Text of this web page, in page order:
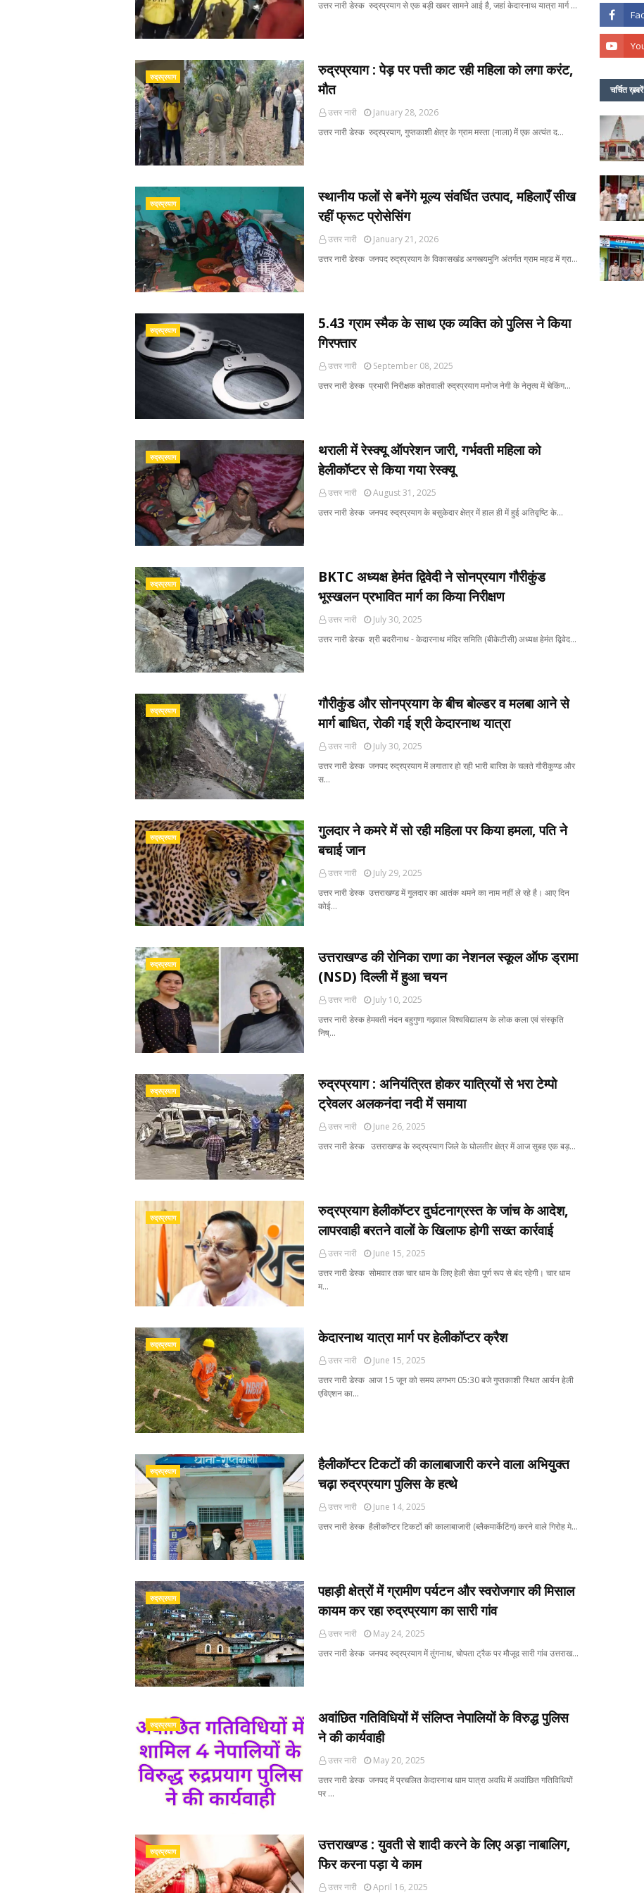
उत्तर नारी डेस्क रुद्रप्रयाग से एक बड़ी खबर सामने आई है, जहां केदारनाथ यात्रा मार्ग …
रुद्रप्रयाग
रुद्रप्रयाग : पेड़ पर पत्ती काट रही महिला को लगा करंट,
मौत
उत्तर नारी
January 28, 2026
उत्तर नारी डेस्क रुद्रप्रयाग, गुप्तकाशी क्षेत्र के ग्राम मस्ता (नाला) में एक अत्यंत द…
रुद्रप्रयाग
स्थानीय फलों से बनेंगे मूल्य संवर्धित उत्पाद, महिलाएँ सीख
रहीं फ्रूट प्रोसेसिंग
उत्तर नारी
January 21, 2026
उत्तर नारी डेस्क जनपद रुद्रप्रयाग के विकासखंड अगस्त्यमुनि अंतर्गत ग्राम महड में ग्रा…
रुद्रप्रयाग
5.43 ग्राम स्मैक के साथ एक व्यक्ति को पुलिस ने किया
गिरफ्तार
उत्तर नारी
September 08, 2025
उत्तर नारी डेस्क प्रभारी निरीक्षक कोतवाली रुद्रप्रयाग मनोज नेगी के नेतृत्व में चेकिंग…
रुद्रप्रयाग
थराली में रेस्क्यू ऑपरेशन जारी, गर्भवती महिला को
हेलीकॉप्टर से किया गया रेस्क्यू
उत्तर नारी
August 31, 2025
उत्तर नारी डेस्क जनपद रुद्रप्रयाग के बसुकेदार क्षेत्र में हाल ही में हुई अतिवृष्टि के…
रुद्रप्रयाग
BKTC अध्यक्ष हेमंत द्विवेदी ने सोनप्रयाग गौरीकुंड
भूस्खलन प्रभावित मार्ग का किया निरीक्षण
उत्तर नारी
July 30, 2025
उत्तर नारी डेस्क श्री बदरीनाथ - केदारनाथ मंदिर समिति (बीकेटीसी) अध्यक्ष हेमंत द्विवेद…
रुद्रप्रयाग
गौरीकुंड और सोनप्रयाग के बीच बोल्डर व मलबा आने से
मार्ग बाधित, रोकी गई श्री केदारनाथ यात्रा
उत्तर नारी
July 30, 2025
उत्तर नारी डेस्क जनपद रुद्रप्रयाग में लगातार हो रही भारी बारिश के चलते गौरीकुण्ड और
स…
रुद्रप्रयाग
गुलदार ने कमरे में सो रही महिला पर किया हमला, पति ने
बचाई जान
उत्तर नारी
July 29, 2025
उत्तर नारी डेस्क उत्तराखण्ड में गुलदार का आतंक थमने का नाम नहीं ले रहे है। आए दिन
कोई…
रुद्रप्रयाग
उत्तराखण्ड की रोनिका राणा का नेशनल स्कूल ऑफ ड्रामा
(NSD) दिल्ली में हुआ चयन
उत्तर नारी
July 10, 2025
उत्तर नारी डेस्क हेमवती नंदन बहुगुणा गढ़वाल विश्वविद्यालय के लोक कला एवं संस्कृति
निष्…
रुद्रप्रयाग
रुद्रप्रयाग : अनियंत्रित होकर यात्रियों से भरा टेम्पो
ट्रेवलर अलकनंदा नदी में समाया
उत्तर नारी
June 26, 2025
उत्तर नारी डेस्क उत्तराखण्ड के रुद्रप्रयाग जिले के घोलतीर क्षेत्र में आज सुबह एक बड़…
रुद्रप्रयाग
रुद्रप्रयाग हेलीकॉप्टर दुर्घटनाग्रस्त के जांच के आदेश,
लापरवाही बरतने वालों के खिलाफ होगी सख्त कार्रवाई
उत्तर नारी
June 15, 2025
उत्तर नारी डेस्क सोमवार तक चार धाम के लिए हेली सेवा पूर्ण रूप से बंद रहेगी। चार धाम
म…
रुद्रप्रयाग केदारनाथ यात्रा मार्ग पर हेलीकॉप्टर क्रैश
उत्तर नारी
June 15, 2025
उत्तर नारी डेस्क आज 15 जून को समय लगभग 05:30 बजे गुप्तकाशी स्थित आर्यन हेली
एविएशन का…
रुद्रप्रयाग
हैलीकॉप्टर टिकटों की कालाबाजारी करने वाला अभियुक्त
चढ़ा रुद्रप्रयाग पुलिस के हत्थे
उत्तर नारी
June 14, 2025
उत्तर नारी डेस्क हैलीकॉप्टर टिकटों की कालाबाजारी (ब्लैकमार्केटिंग) करने वाले गिरोह मे…
रुद्रप्रयाग
पहाड़ी क्षेत्रों में ग्रामीण पर्यटन और स्वरोजगार की मिसाल
कायम कर रहा रुद्रप्रयाग का सारी गांव
उत्तर नारी
May 24, 2025
उत्तर नारी डेस्क जनपद रुद्रप्रयाग में तुंगनाथ, चोपता ट्रैक पर मौजूद सारी गांव उत्तराख…
रुद्रप्रयाग
अवांछित गतिविधियों में संलिप्त नेपालियों के विरुद्ध पुलिस
ने की कार्यवाही
उत्तर नारी
May 20, 2025
उत्तर नारी डेस्क जनपद में प्रचलित केदारनाथ धाम यात्रा अवधि में अवांछित गतिविधियों
पर …
रुद्रप्रयाग
उत्तराखण्ड : युवती से शादी करने के लिए अड़ा नाबालिग,
फिर करना पड़ा ये काम
उत्तर नारी April 16, 2025
चर्चित ख़बरें